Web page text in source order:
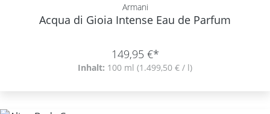
Armani
Acqua di Gioia Intense Eau de Parfum
149,95 €*
Inhalt: 100 ml (1.499,50 € / l)